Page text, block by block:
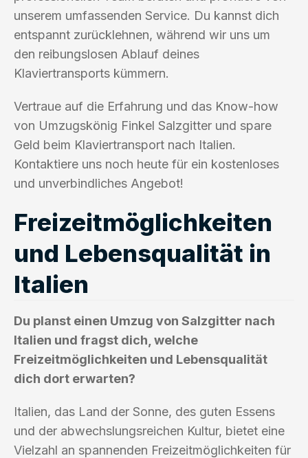
unserem umfassenden Service. Du kannst dich
entspannt zurücklehnen, während wir uns um
den reibungslosen Ablauf deines
Klaviertransports kümmern.
Vertraue auf die Erfahrung und das Know-how
von Umzugskönig Finkel Salzgitter und spare
Geld beim Klaviertransport nach Italien.
Kontaktiere uns noch heute für ein kostenloses
und unverbindliches Angebot!
Freizeitmöglichkeiten
und Lebensqualität in
Italien
Du planst einen Umzug von Salzgitter nach
Italien und fragst dich, welche
Freizeitmöglichkeiten und Lebensqualität
dich dort erwarten?
Italien, das Land der Sonne, des guten Essens
und der abwechslungsreichen Kultur, bietet eine
Vielzahl an spannenden Freizeitmöglichkeiten für